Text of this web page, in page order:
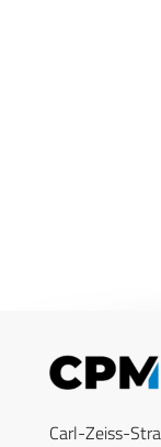
Carl-Zeiss-